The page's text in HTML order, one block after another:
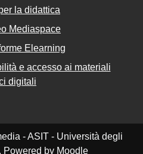
la didattica
Mediaspace
Elearning
e accesso ai materiali
digitali
- ASIT - Università degli
Powered by Moodle